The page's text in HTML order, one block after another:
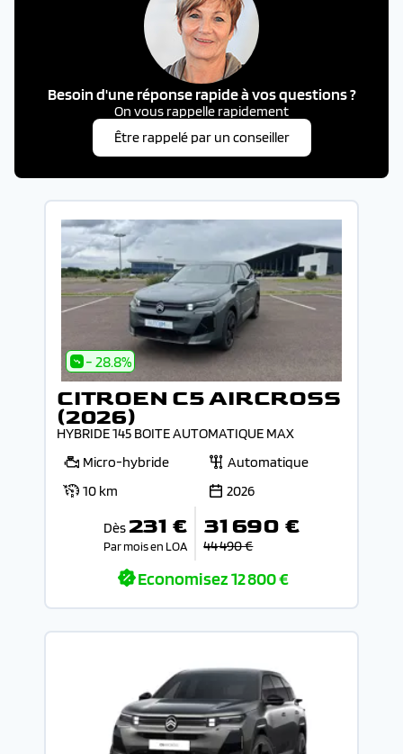
Besoin d'une réponse rapide à vos questions ?
On vous rappelle rapidement
Être rappelé par un conseiller
- 28.8%
CITROEN C5 AIRCROSS
(2026)
HYBRIDE 145 BOITE AUTOMATIQUE MAX
Micro-hybride
Automatique
10 km
2026
Dès 231 €
Par mois en LOA
31 690 €
44 490 €
Economisez12 800 €